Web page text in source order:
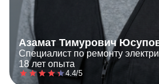
Азамат Тимурович
Специалист по ремонту
18 лет опыта
4.4/5